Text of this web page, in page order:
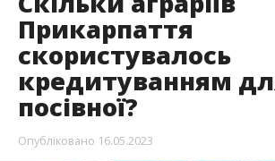
Прикарпаття
скористувалось
кредитуванням
посівної?
Опубліковано 16.05.2023